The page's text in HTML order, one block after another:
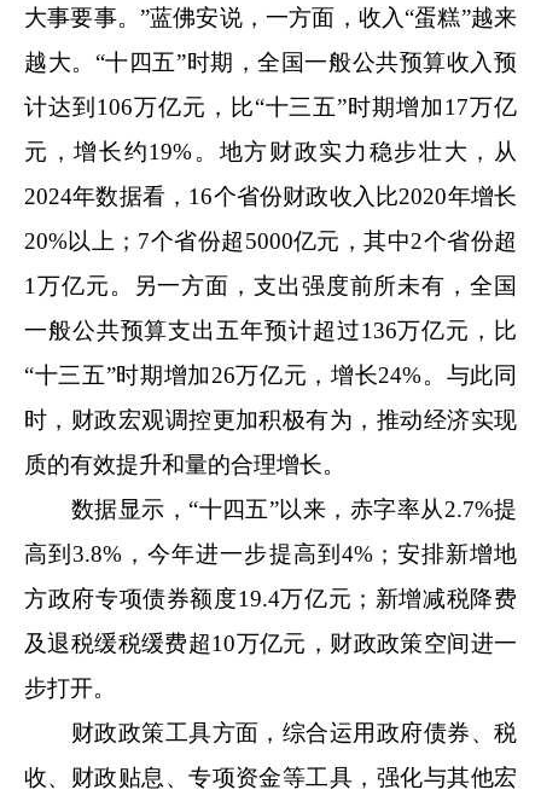
大事要事。”蓝佛安说，一方面，收入“蛋糕”越来
越大。“十四五”时期，全国一般公共预算收入预
计达到106万亿元，比“十三五”时期增加17万亿
元，增长约19%。地方财政实力稳步壮大，从
2024年数据看，16个省份财政收入比2020年增长
20%以上；7个省份超5000亿元，其中2个省份超
1万亿元。另一方面，支出强度前所未有，全国
一般公共预算支出五年预计超过136万亿元，比
“十三五”时期增加26万亿元，增长24%。与此同
时，财政宏观调控更加积极有为，推动经济实现
质的有效提升和量的合理增长。
数据显示，“十四五”以来，赤字率从2.7%提
高到3.8%，今年进一步提高到4%；安排新增地
方政府专项债券额度19.4万亿元；新增减税降费
及退税缓税缓费超10万亿元，财政政策空间进一
步打开。
财政政策工具方面，综合运用政府债券、税
收、财政贴息、专项资金等工具，强化与其他宏